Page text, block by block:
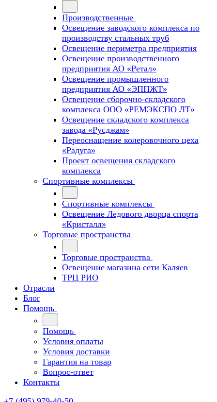
Производственные
Освещение заводского комплекса по
производству стальных труб
Освещение периметра предприятия
Освещение производственного
предприятия АО «Ретал»
Освещение промышленного
предприятия АО «ЭППЖТ»
Освещение сборочно-складского
комплекса ООО «РЕМЭКСПО ЛТ»
Освещение складского комплекса
завода «Русджам»
Переоснащение колеровочного цеха
«Радуга»
Проект освещения складского
комплекса
Спортивные комплексы
Спортивные комплексы
Освещение Ледового дворца спорта
«Кристалл»
Торговые пространства
Торговые пространства
Освещение магазина сети Каляев
ТРЦ РИО
Отрасли
Блог
Помощь
Помощь
Условия оплаты
Условия доставки
Гарантия на товар
Вопрос-ответ
Контакты